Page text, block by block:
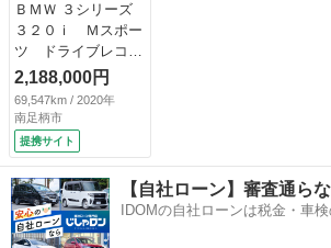
ＢＭＷ ３シリーズ
３２０ｉ Ｍスポー
ツ ドライブレコー
ダー ＥＴＣ バッ
クカメラ ナビ ク
リアランスソナー
オートクルーズコン
トロール アルミホ
イール オートライ
ト パワーシート
ターボ スマートキ
ー アイドリングス
2,188,000円
69,547km / 2020年
南足柄市
提携サイト
【自社ローン】審査通ら
IDOMの自社ローンは税金・車検